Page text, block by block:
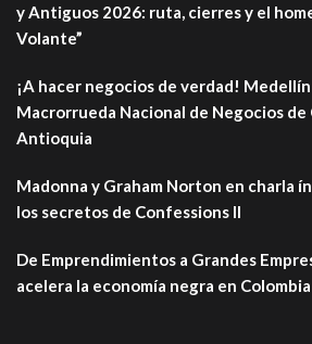
y Antiguos 2026: ruta, cierres y el
Volante”
¡A hacer negocios de verdad! Medellín
Macrorrueda Nacional de Negocios
Antioquia
Madonna y Graham Norton en charla
los secretos de Confessions II
De Emprendimientos a Grandes
acelera la economía negra en Colombia